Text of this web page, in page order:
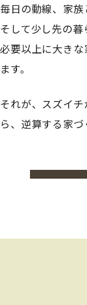
毎日の動線、家族
そして少し先の暮
必要以上に大き
ます。
それが、スズイ
ら、逆算する家づ